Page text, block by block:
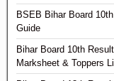
BSEB Bihar Board
Guide
Bihar Board 10th
Marksheet & Toppers